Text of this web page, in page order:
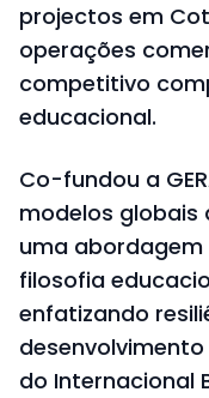
projectos em
operações
competitivo
educacional.
Co-fundou a
modelos globais
uma
filosofia
enfatizando
do Internacional